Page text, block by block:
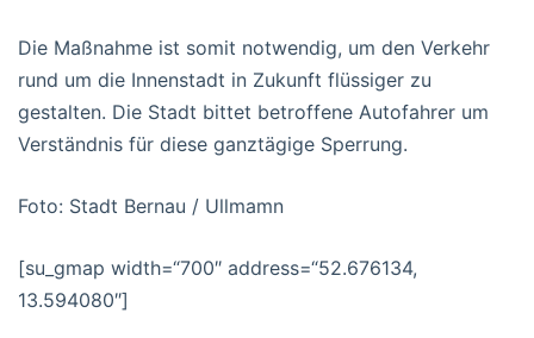
Die Maßnahme ist somit notwendig, um den Verkehr
rund um die Innenstadt in Zukunft flüssiger zu
gestalten. Die Stadt bittet betroffene Autofahrer um
Verständnis für diese ganztägige Sperrung.
Foto: Stadt Bernau / Ullmamn
[su_gmap width=“700″ address=“52.676134,
13.594080″]